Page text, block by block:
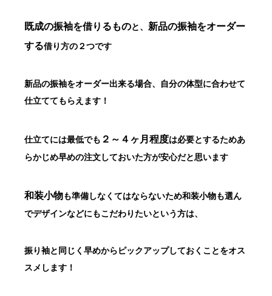
既成の振袖を借りるものと、新品の振袖をオーダー
する借り方の２つです
新品の振袖をオーダー出来る場合、自分の体型に合わせて
仕立ててもらえます！
仕立てには最低でも ２～４ヶ月程度は必要とするためあ
らかじめ早めの注文しておいた方が安心だと思います
和装小物も準備しなくてはならないため和装小物も選ん
でデザインなどにもこだわりたいという方は、
振り袖と同じく早めからピックアップしておくことをオス
スメします！